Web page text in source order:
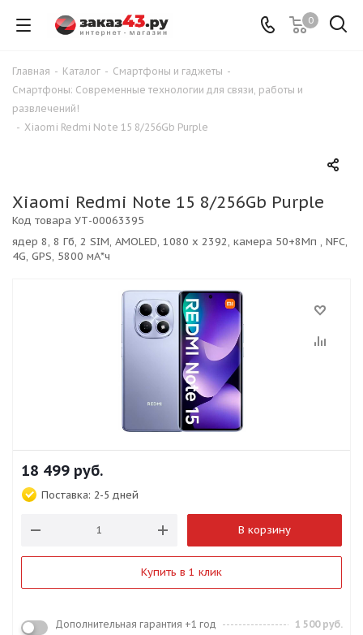
0
Главная - Каталог - Смартфоны и гаджеты -
Смартфоны: Современные технологии для связи, работы и
развлечений!
- Xiaomi Redmi Note 15 8/256Gb Purple
Xiaomi Redmi Note 15 8/256Gb Purple
ядер 8, 8 Гб, 2 SIM, AMOLED, 1080 x 2392, камера 50+8Мп , NFC,
4G, GPS, 5800 мА*ч
Код товара УТ-00063395
18 499 руб.
Поставка: 2-5 дней
В корзину
Купить в 1 клик
Дополнительная гарантия +1 год
1 500 руб.